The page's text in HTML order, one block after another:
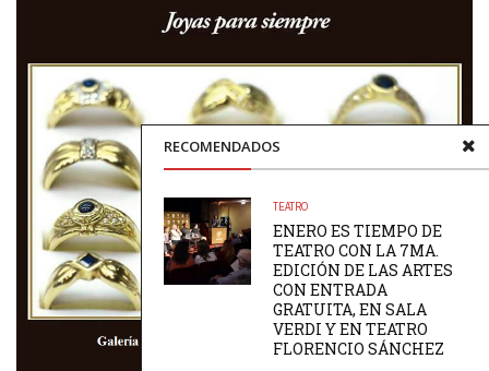
RECOMENDADOS
TEATRO
ENERO ES TIEMPO DE
TEATRO CON LA 7MA.
EDICIÓN DE LAS ARTES
CON ENTRADA
GRATUITA, EN SALA
VERDI Y EN TEATRO
FLORENCIO SÁNCHEZ